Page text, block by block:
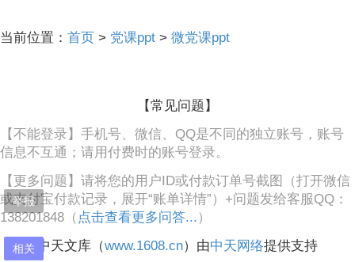
相关
举报
切不确定性的最大确定性、最大底气、最大保证，,“两个维护”,是党的最
治纪律和政治规矩。,促进全党深刻领悟“两个确立”的决定性意义、坚决
做到“两个维护”,条例充实完善各级党组织和全体党员在政治方向、政治
政令畅通的纪律条款，将贯彻党中央决策部署只表态不落实行为由违反
工作纪律调整到违反政治纪律；充实政绩观错位，违背新发展理念、背
离高质量发展要求的处分规定；增写对搞政治攀附、结交政治骗子等行
重行为作出处分规定,促进全党深刻领悟“两个确立”的决定性意义、坚决
当前位置： 首页 > 党课ppt > 微党课ppt
【常见问题】
【不能登录】手机号、微信、QQ是不同的独立账号，账号
信息不互通；请用付费时的账号登录。
【更多问题】请将您的用户ID或付款订单号截图（打开微信
或支付宝付款记录，展开“账单详情”）+问题发给客服QQ：
138201848（ 点击查看更多问答... ）
中天文库（www.1608.cn）由中天网络提供支持